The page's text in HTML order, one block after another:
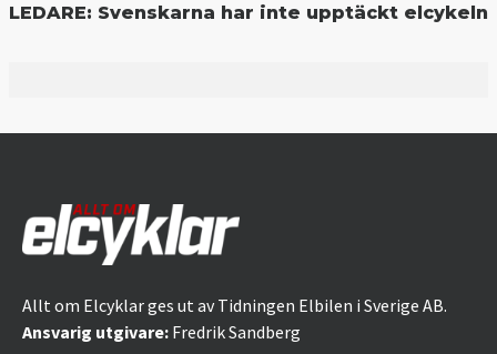
LEDARE: Svenskarna har inte upptäckt elcykeln
Allt om Elcyklar ges ut av Tidningen Elbilen i Sverige AB.
Ansvarig utgivare: Fredrik Sandberg